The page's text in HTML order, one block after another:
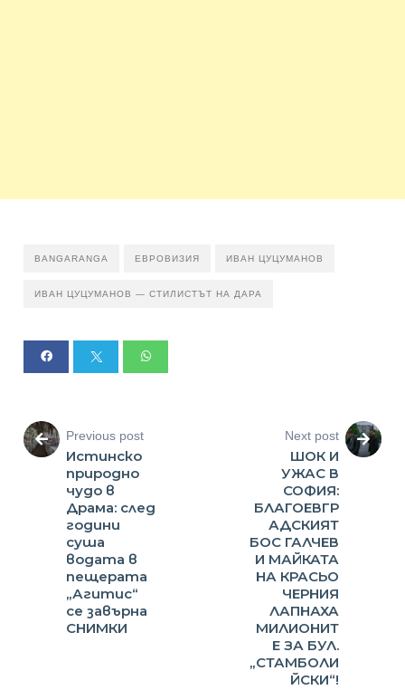
BANGARANGA ЕВРОВИЗИЯ ИВАН ЦУЦУМАНОВ
ИВАН ЦУЦУМАНОВ — СТИЛИСТЪТ НА ДАРА
Previous post
Истинско
природно
чудо в
Драма: след
години
суша
водата в
пещерата
„Агитис“
се завърна
СНИМКИ
Next post
ШОК И
УЖАС В
СОФИЯ:
БЛАГОЕВГР
АДСКИЯТ
БОС ГАЛЧЕВ
И МАЙКАТА
НА КРАСЬО
ЧЕРНИЯ
ЛАПНАХА
МИЛИОНИТ
Е ЗА БУЛ.
„СТАМБОЛИ
ЙСКИ“!